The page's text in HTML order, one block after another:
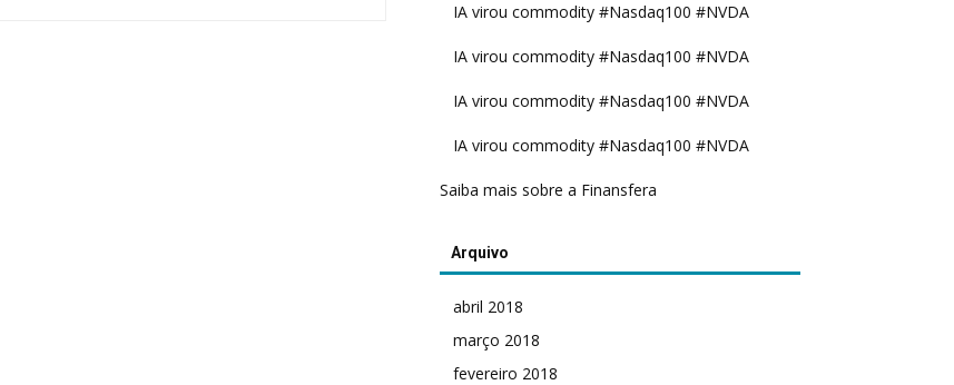
IA virou commodity #Nasdaq100 #NVDA
IA virou commodity #Nasdaq100 #NVDA
IA virou commodity #Nasdaq100 #NVDA
IA virou commodity #Nasdaq100 #NVDA
Saiba mais sobre a Finansfera
Arquivo
abril 2018
março 2018
fevereiro 2018